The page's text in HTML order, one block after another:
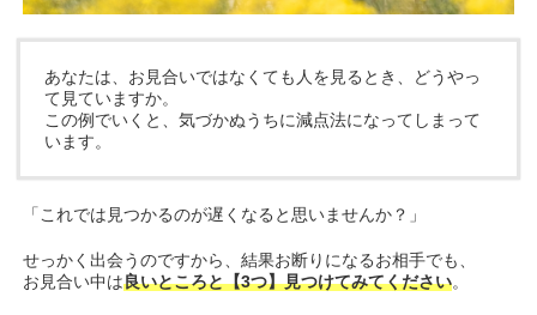
あなたは、お見合いではなくても人を見るとき、どうやっ
て見ていますか。
この例でいくと、気づかぬうちに減点法になってしまって
います。
「これでは見つかるのが遅くなると思いませんか？」
せっかく出会うのですから、結果お断りになるお相手でも、
お見合い中は良いところと【3つ】見つけてみてください。